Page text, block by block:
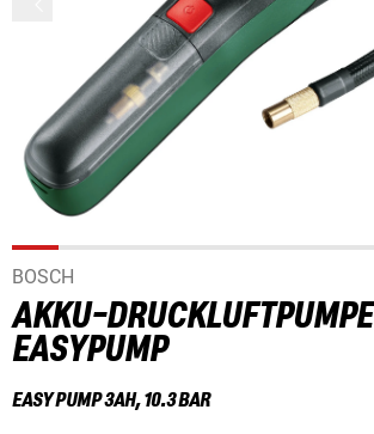
BOSCH
AKKU-DRUCKLUFTPUMPE
EASYPUMP
EASY PUMP 3AH, 10.3 BAR